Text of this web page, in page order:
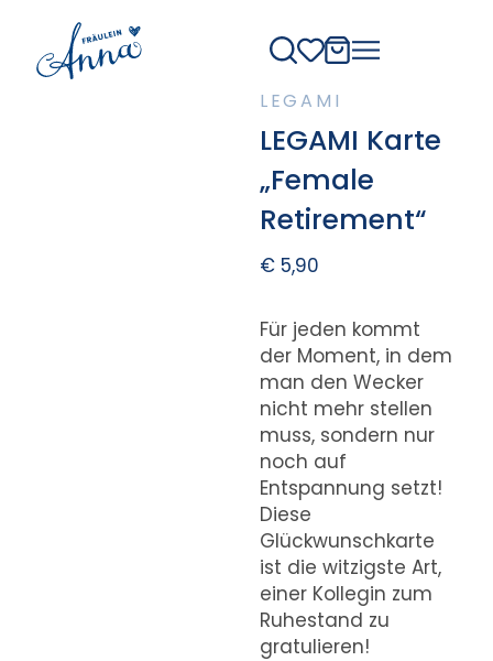
LEGAMI
LEGAMI Karte
„Female
Retirement“
€5,90
Für jeden kommt
der Moment, in dem
man den Wecker
nicht mehr stellen
muss, sondern nur
noch auf
Entspannung setzt!
Diese
Glückwunschkarte
ist die witzigste Art,
einer Kollegin zum
Ruhestand zu
gratulieren!